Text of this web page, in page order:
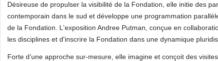
Désireuse de propulser la visibilité de la Fondation, elle initie des
contemporain dans le sud et développe une programmation
de la Fondation. L'exposition Andree Putman, conçue en
les disciplines et d'inscrire la Fondation dans une dynamique
Forte d’une approche sur-mesure, elle imagine et conçoit des